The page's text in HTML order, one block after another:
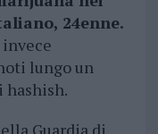
24enne.
lungo un
hashish.